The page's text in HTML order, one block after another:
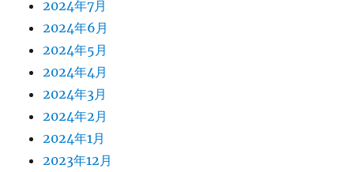
2024年7月
2024年6月
2024年5月
2024年4月
2024年3月
2024年2月
2024年1月
2023年12月